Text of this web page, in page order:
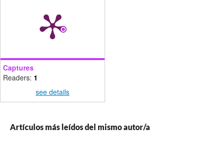
Captures
Readers: 1
see details
Artículos más leídos del mismo autor/a